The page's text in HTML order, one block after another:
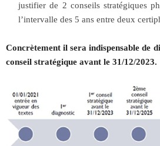
justifier de 2 conseils stratégiques
l’intervalle des 5 ans entre deux
Concrètement il sera indispensable de
conseil stratégique avant le 31/12/2023.